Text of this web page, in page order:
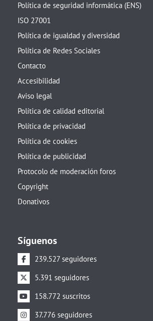
Política de seguridad informática (ENS)
ISO 27001
Política de igualdad y diversidad
Política de Redes Sociales
Contacto
Accesibilidad
Aviso legal
Política de calidad editorial
Política de privacidad
Política de cookies
Política de publicidad
Protocolo de moderación foros
Copyright
Donativos
Síguenos
239.527 seguidores
5.391 seguidores
158.772 suscritos
37.776 seguidores